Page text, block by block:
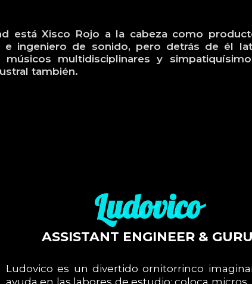
está Xisco Rojo a la cabeza como
e ingeniero de sonido, pero detrás de él
músicos multidisciplinares y
también.
Ludovico
ASSISTANT ENGINEER & GURU
Ludovico es un divertido ornitorrinco